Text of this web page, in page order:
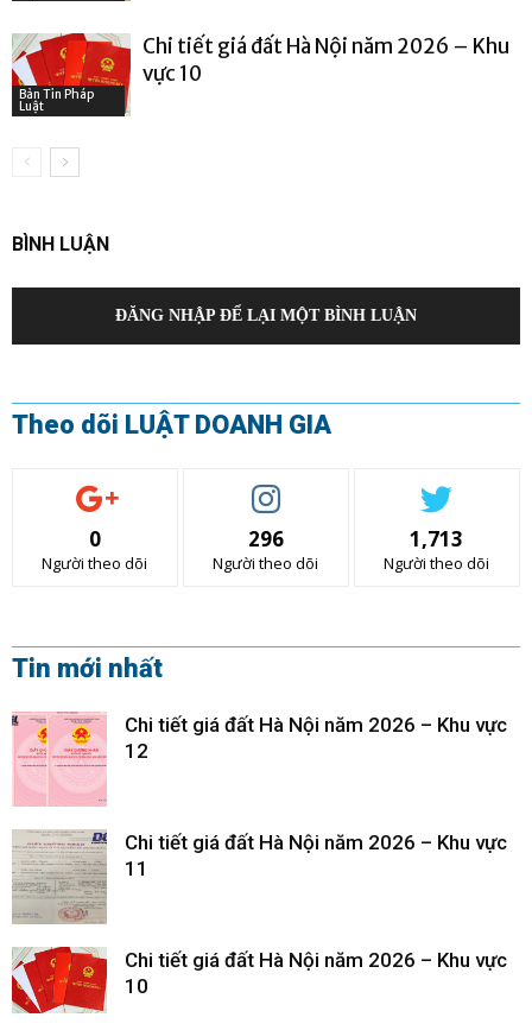
Bản Tin Pháp
Luật
Chi tiết giá đất Hà Nội năm 2026 – Khu
vực 10
BÌNH LUẬN
ĐĂNG NHẬP ĐỂ LẠI MỘT BÌNH LUẬN
Theo dõi LUẬT DOANH GIA
0
Người theo dõi
296
Người theo dõi
1,713
Người theo dõi
Tin mới nhất
Chi tiết giá đất Hà Nội năm 2026 – Khu vực
12
Chi tiết giá đất Hà Nội năm 2026 – Khu vực
11
Chi tiết giá đất Hà Nội năm 2026 – Khu vực
10